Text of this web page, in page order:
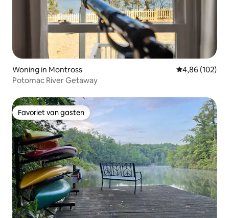
Woning in Montross Gemiddelde
4,86 (102)
Potomac River Getaway
Favoriet van gasten
Favoriet van gasten